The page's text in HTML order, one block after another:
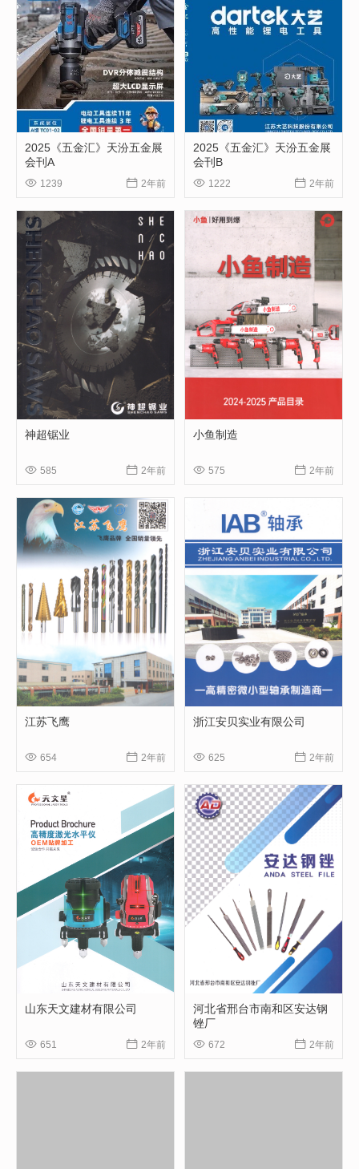
2025《五金汇》天汾五金展
会刊A
 1239  2年前
2025《五金汇》天汾五金展
会刊B
 1222  2年前
神超锯业
 585  2年前
小鱼制造
 575  2年前
江苏飞鹰
 654  2年前
浙江安贝实业有限公司
 625  2年前
山东天文建材有限公司
 651  2年前
河北省邢台市南和区安达钢
锉厂
 672  2年前